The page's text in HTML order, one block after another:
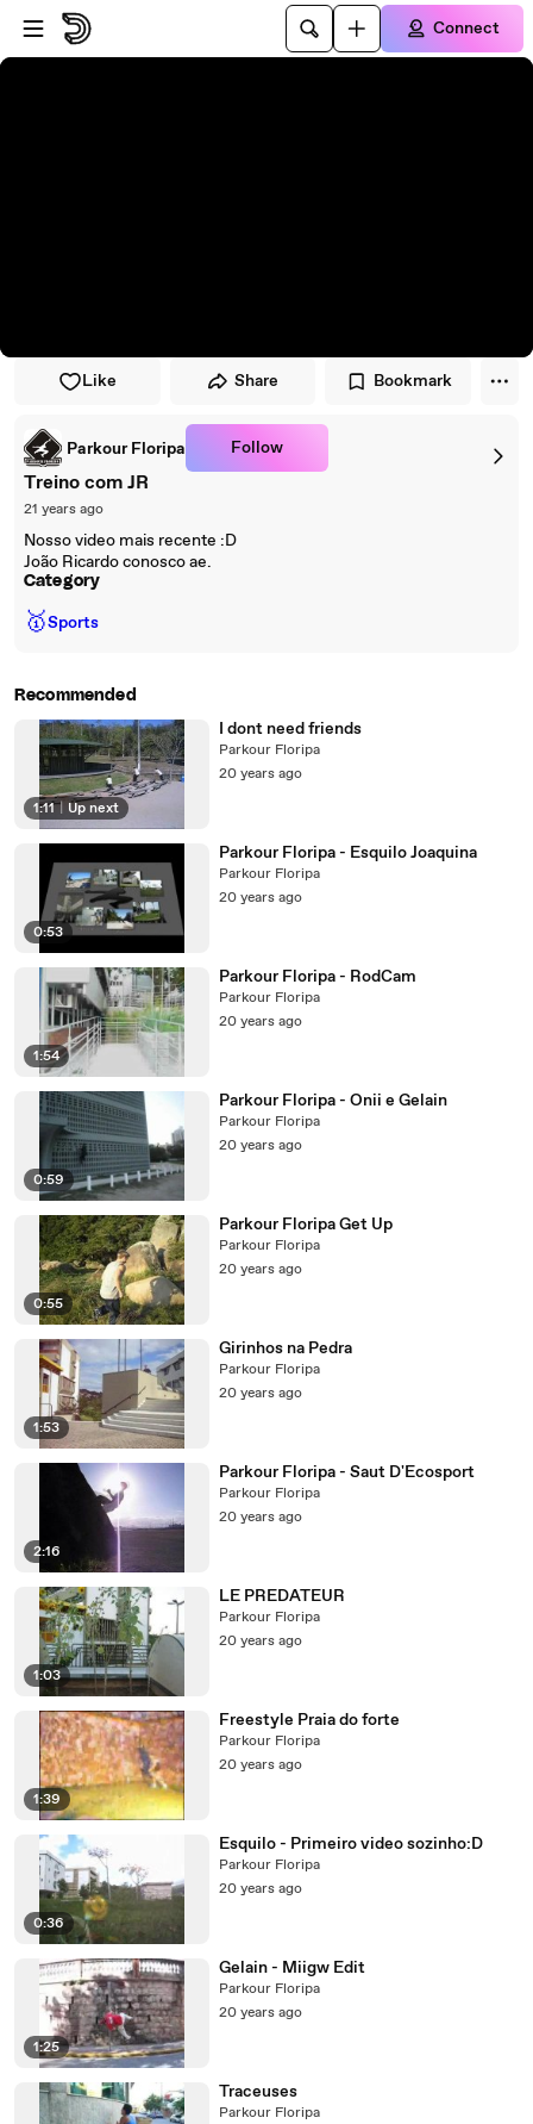
Skip to player
Skip to main content
Connect
Like Share Bookmark
Parkour Floripa Follow
Treino com JR
21 years ago
Nosso video mais recente :D
João Ricardo conosco ae.
Category
🥇Sports
Recommended
1:11 | Up next
I dont need friends
Parkour Floripa
20 years ago
0:53
Parkour Floripa - Esquilo Joaquina
Parkour Floripa
20 years ago
1:54
Parkour Floripa - RodCam
Parkour Floripa
20 years ago
0:59
Parkour Floripa - Onii e Gelain
Parkour Floripa
20 years ago
0:55
Parkour Floripa Get Up
Parkour Floripa
20 years ago
1:53
Girinhos na Pedra
Parkour Floripa
20 years ago
2:16
Parkour Floripa - Saut D'Ecosport
Parkour Floripa
20 years ago
1:03
LE PREDATEUR
Parkour Floripa
20 years ago
1:39
Freestyle Praia do forte
Parkour Floripa
20 years ago
0:36
Esquilo - Primeiro video sozinho:D
Parkour Floripa
20 years ago
1:25
Gelain - Miigw Edit
Parkour Floripa
20 years ago
Traceuses
Parkour Floripa